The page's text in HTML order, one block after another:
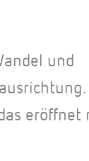
und
eröffnet